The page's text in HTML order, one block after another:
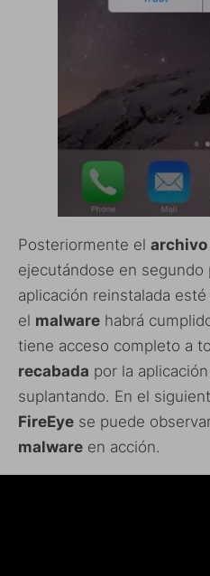
Posteriormente el
ejecutándose en segundo
aplicación reinstalada
el malware habrá
tiene acceso completo a
recabada por la
suplantando. En el
FireEye se puede
malware en acción.